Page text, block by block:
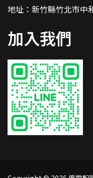
地址： 新竹縣竹北市中
加入我們